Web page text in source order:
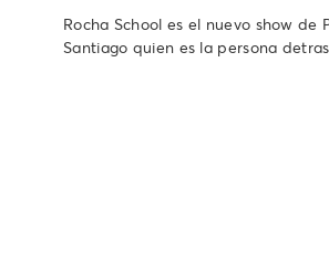
Rocha School es el nuevo show
Santiago quien es la persona